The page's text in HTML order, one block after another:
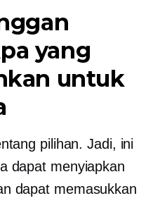
yang
untuk
pilihan. Jadi, ini
dapat menyiapkan
dapat memasukkan